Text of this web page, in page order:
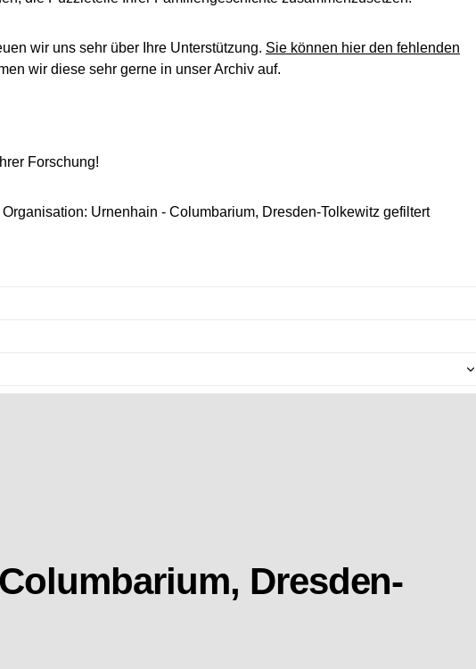
wir uns sehr über Ihre Unterstützung. Sie können hier den fehlenden
wir diese sehr gerne in unser Archiv auf.
Forschung!
Urnenhain - Columbarium, Dresden-Tolkewitz gefiltert
Dresden-